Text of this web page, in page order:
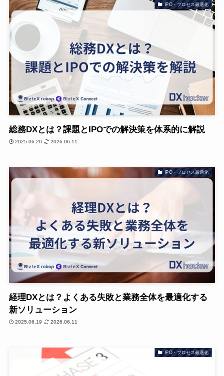
IPO・プロセス最適化
総務DXとは？課題とIPOでの解決策を体系的に解説
2025.06.20 2026.06.11
IPO・プロセス最適化
経理DXとは？よくある失敗と業務全体を最適化する
新ソリューション
2025.06.19 2026.06.11
IPO・プロセス最適化